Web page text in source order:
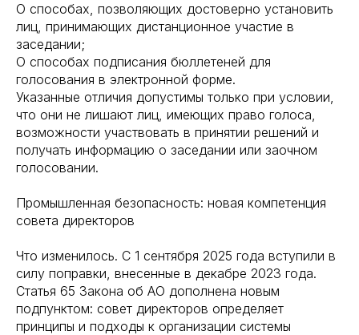
О способах, позволяющих достоверно установить
лиц, принимающих дистанционное участие в
заседании;
О способах подписания бюллетеней для
голосования в электронной форме.
Указанные отличия допустимы только при условии,
что они не лишают лиц, имеющих право голоса,
возможности участвовать в принятии решений и
получать информацию о заседании или заочном
голосовании.
Промышленная безопасность: новая компетенция
совета директоров
Что изменилось. С 1 сентября 2025 года вступили в
силу поправки, внесенные в декабре 2023 года.
Статья 65 Закона об АО дополнена новым
подпунктом: совет директоров определяет
принципы и подходы к организации системы